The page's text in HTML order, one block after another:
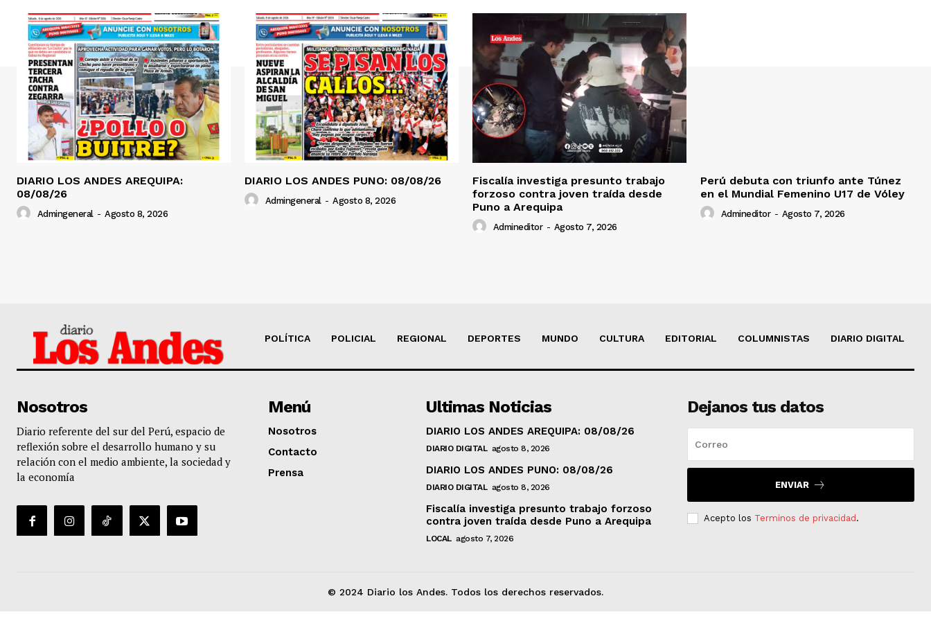
DIARIO LOS ANDES AREQUIPA:
08/08/26
Admingeneral - Agosto 8, 2026
DIARIO LOS ANDES PUNO: 08/08/26
Admingeneral - Agosto 8, 2026
Fiscalía investiga presunto trabajo
forzoso contra joven traída desde
Puno a Arequipa
Admineditor - Agosto 7, 2026
Perú debuta con triunfo ante Túnez
en el Mundial Femenino U17 de Vóley
Admineditor - Agosto 7, 2026
POLÍTICA POLICIAL REGIONAL DEPORTES MUNDO CULTURA EDITORIAL COLUMNISTAS DIARIO DIGITAL
Nosotros
Diario referente del sur del Perú, espacio de
reflexión sobre el desarrollo humano y su
relación con el medio ambiente, la sociedad y
la economía
Menú
Nosotros
Contacto
Prensa
Ultimas Noticias
DIARIO LOS ANDES AREQUIPA: 08/08/26
DIARIO DIGITAL agosto 8, 2026
DIARIO LOS ANDES PUNO: 08/08/26
DIARIO DIGITAL agosto 8, 2026
Fiscalía investiga presunto trabajo forzoso
contra joven traída desde Puno a Arequipa
LOCAL agosto 7, 2026
Dejanos tus datos
ENVIAR
Acepto los Terminos de privacidad .
© 2024 Diario los Andes. Todos los derechos reservados.